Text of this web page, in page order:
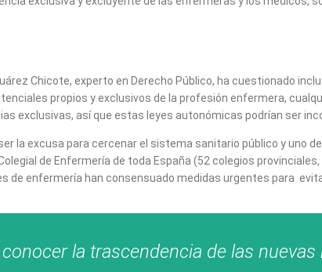
Chicote, experto en Derecho Público, ha cuestionado
propios y exclusivos de la profesión enfermera,
exclusivas, así que estas leyes autonómicas podrían ser
la excusa para cercenar el sistema sanitario público y uno
de Enfermería de toda España (52 colegios
de enfermería han consensuado medidas urgentes para
la trascendencia de las